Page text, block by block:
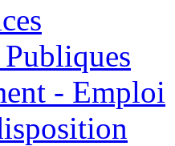
- Emploi